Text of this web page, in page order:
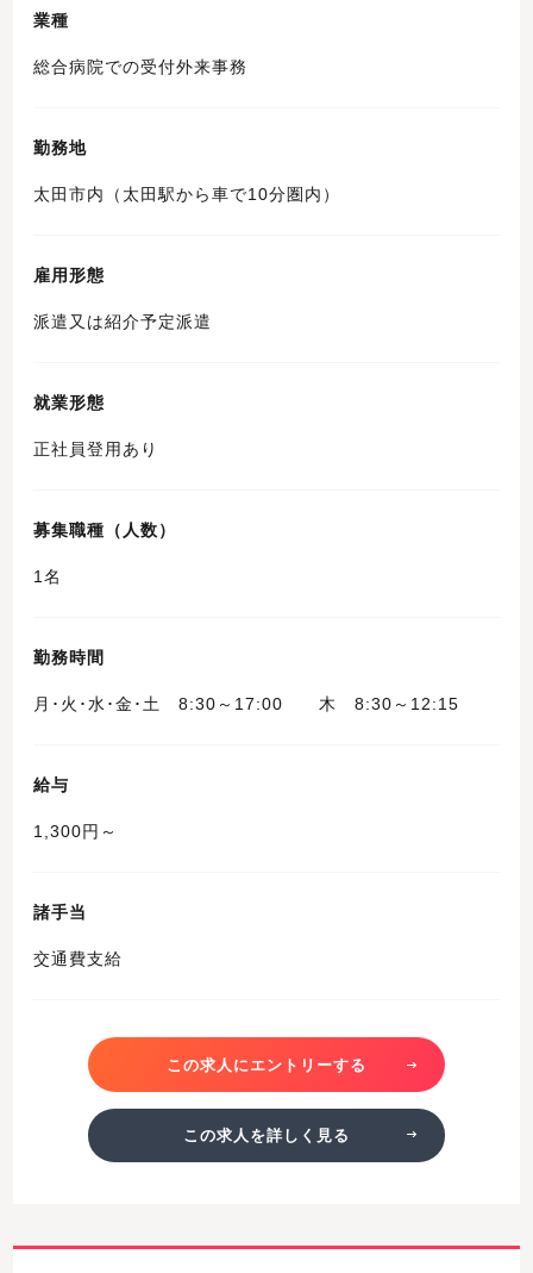
業種
総合病院での受付外来事務
勤務地
太田市内（太田駅から車で10分圏内）
雇用形態
派遣又は紹介予定派遣
就業形態
正社員登用あり
募集職種（人数）
1名
勤務時間
月･火･水･金･土 8:30～17:00 木 8:30～12:15
給与
1,300円～
諸手当
交通費支給
この求人にエントリーする
この求人を詳しく見る